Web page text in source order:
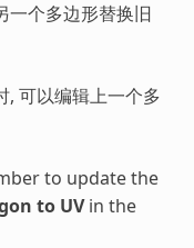
一个多边形替换旧
, 可以编辑上一个多
to update the
to UVin the